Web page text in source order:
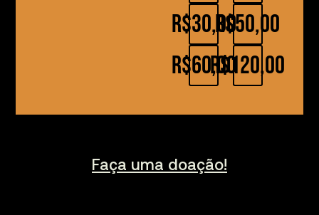
R$30,00
R$60,00
R$50,00
R$120,00
Faça uma doação!